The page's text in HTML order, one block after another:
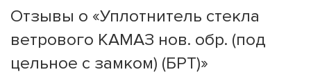
Отзывы о «Уплотнитель стекла
ветрового КАМАЗ нов. обр. (под
цельное с замком) (БРТ)»